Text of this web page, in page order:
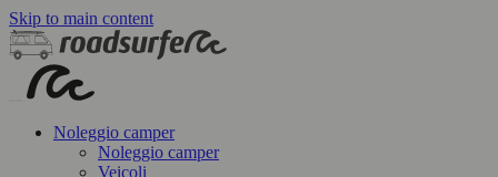
Skip to main content
Noleggio camper
Noleggio camper
Veicoli